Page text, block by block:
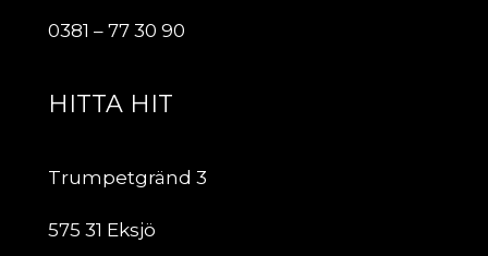
0381 – 77 30 90
HITTA HIT
Trumpetgränd 3
575 31 Eksjö